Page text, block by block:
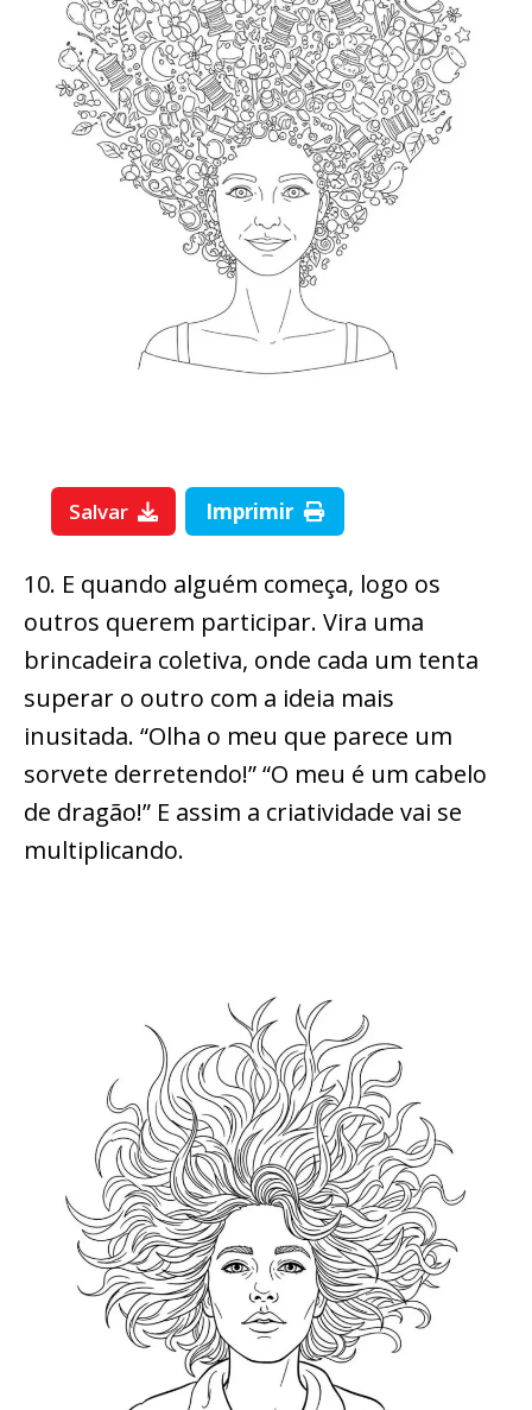
Salvar Imprimir
10. E quando alguém começa, logo os
outros querem participar. Vira uma
brincadeira coletiva, onde cada um tenta
superar o outro com a ideia mais
inusitada. “Olha o meu que parece um
sorvete derretendo!” “O meu é um cabelo
de dragão!” E assim a criatividade vai se
multiplicando.